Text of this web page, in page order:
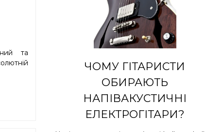
та
ЧОМУ ГІТАРИСТИ
ОБИРАЮТЬ
НАПІВАКУСТИЧНІ
ЕЛЕКТРОГІТАРИ?